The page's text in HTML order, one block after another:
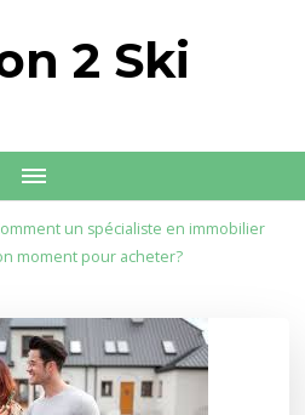
2 Ski
un spécialiste en immobilier
moment pour acheter?